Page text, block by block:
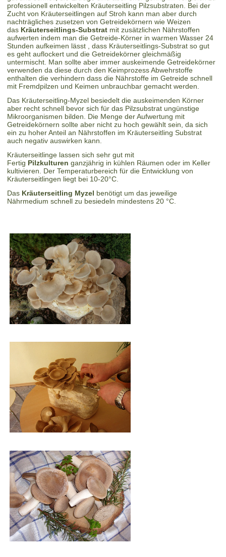
professionell entwickelten Kräuterseitling Pilzsubstraten. Bei der
Zucht von Kräuterseitlingen auf Stroh kann man aber durch
nachträgliches zusetzen von Getreidekörnern wie Weizen
das Kräuterseitlings-Substrat mit zusätzlichen Nährstoffen
aufwerten indem man die Getreide-Körner in warmen Wasser 24
Stunden aufkeimen lässt , dass Kräuterseitlings-Substrat so gut
es geht auflockert und die Getreidekörner gleichmäßig
untermischt. Man sollte aber immer auskeimende Getreidekörner
verwenden da diese durch den Keimprozess Abwehrstoffe
enthalten die verhindern dass die Nährstoffe im Getreide schnell
mit Fremdpilzen und Keimen unbrauchbar gemacht werden.
Das Kräuterseitling-Myzel besiedelt die auskeimenden Körner
aber recht schnell bevor sich für das Pilzsubstrat ungünstige
Mikroorganismen bilden. Die Menge der Aufwertung mit
Getreidekörnern sollte aber nicht zu hoch gewählt sein, da sich
ein zu hoher Anteil an Nährstoffen im Kräuterseitling Substrat
auch negativ auswirken kann.
Kräuterseitlinge lassen sich sehr gut mit
Fertig Pilzkulturen ganzjährig in kühlen Räumen oder im Keller
kultivieren. Der Temperaturbereich für die Entwicklung von
Kräuterseitlingen liegt bei 10-20°C.
Das Kräuterseitling Myzel benötigt um das jeweilige
Nährmedium schnell zu besiedeln mindestens 20 °C.